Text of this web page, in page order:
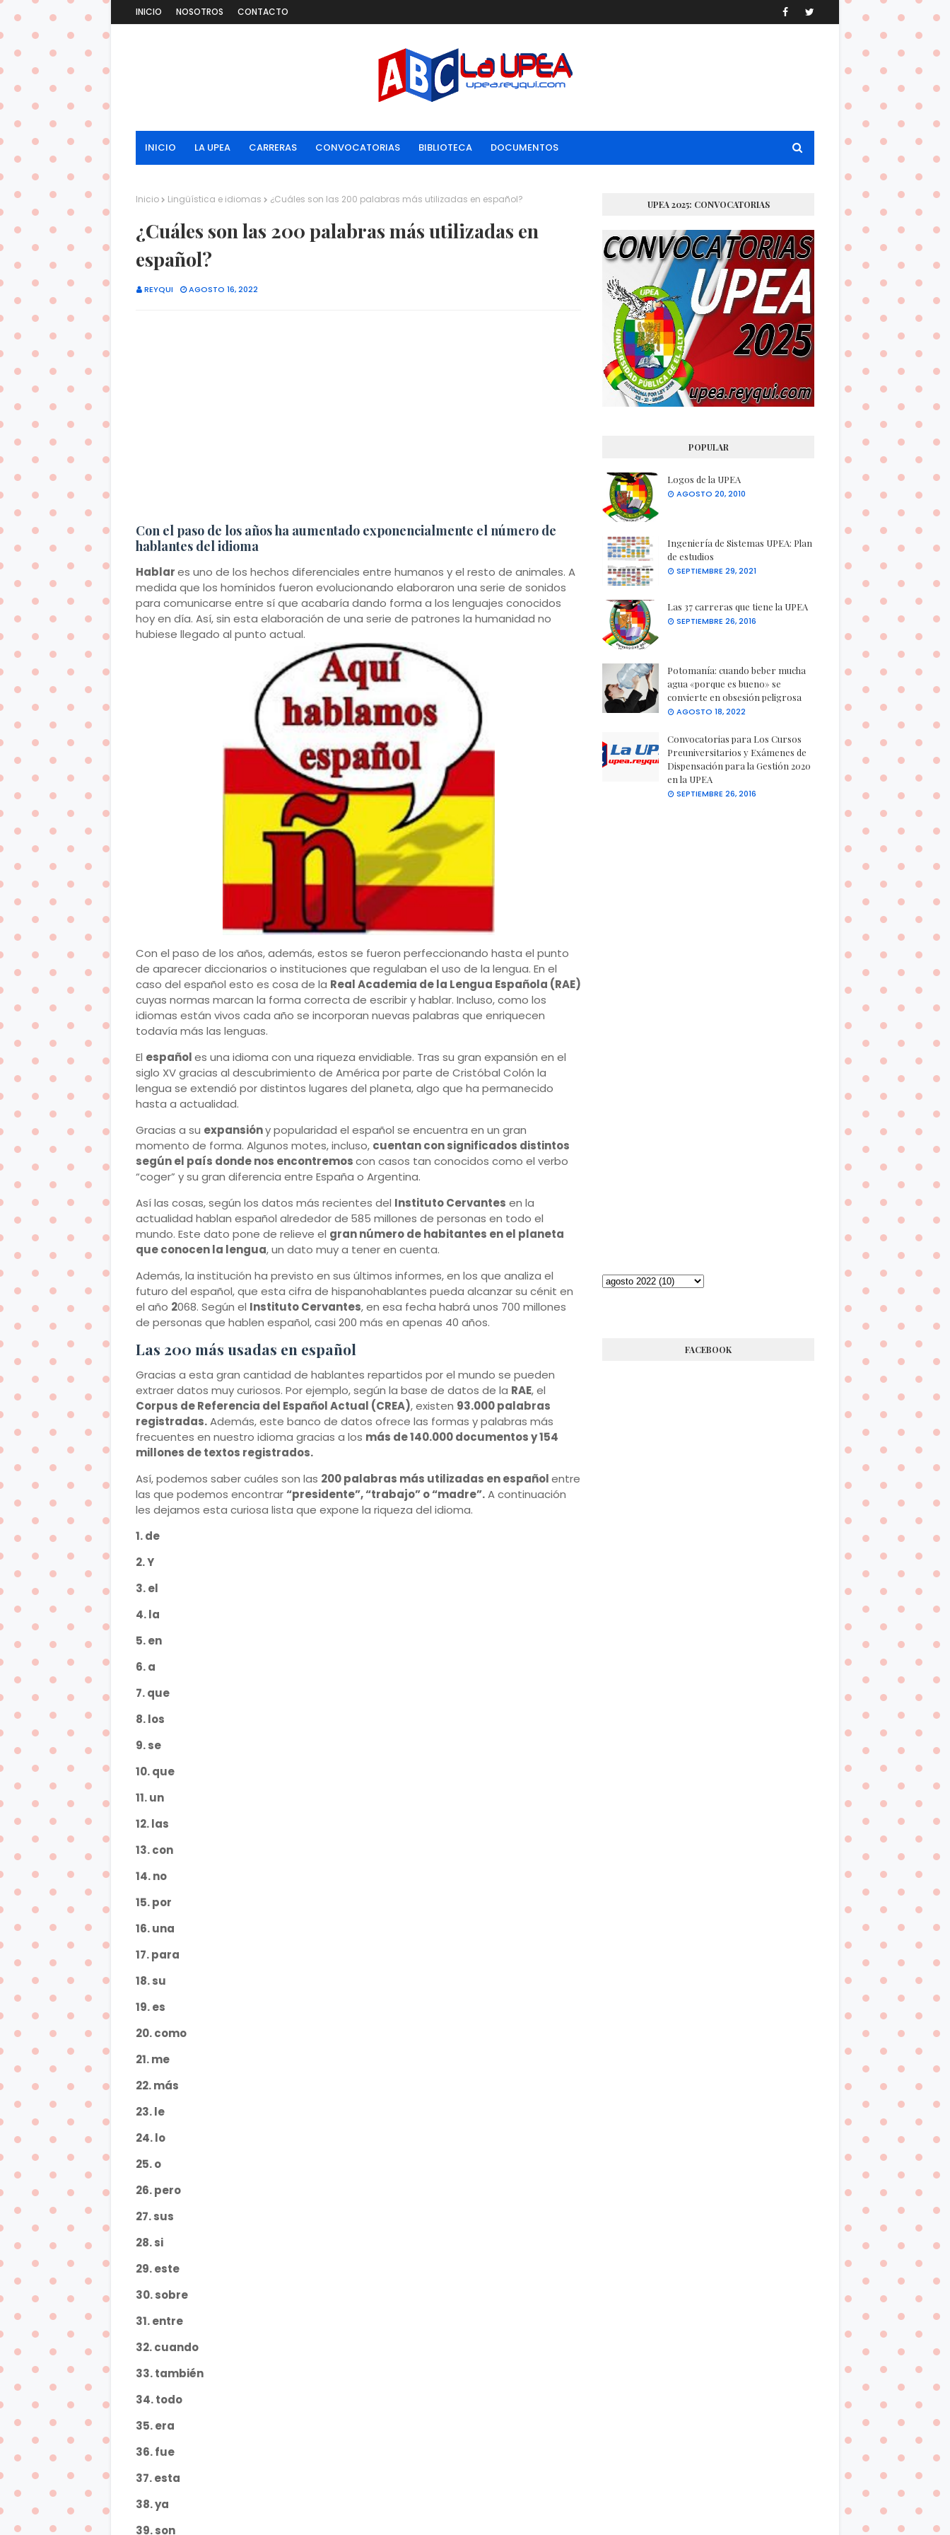
INICIO NOSOTROS CONTACTO
INICIO LA UPEA CARRERAS CONVOCATORIAS BIBLIOTECA DOCUMENTOS
Inicio Lingüística e idiomas ¿Cuáles son las 200 palabras más utilizadas en español?
¿Cuáles son las 200 palabras más utilizadas en
español?
REYQUI AGOSTO 16, 2022
Con el paso de los años ha aumentado exponencialmente el número de
hablantes del idioma
Hablares uno de los hechos diferenciales entre humanos y el resto de animales. A
medida que los homínidos fueron evolucionando elaboraron una serie de sonidos
para comunicarse entre sí que acabaría dando forma a los lenguajes conocidos
hoy en día. Así, sin esta elaboración de una serie de patrones la humanidad no
hubiese llegado al punto actual.
Con el paso de los años, además, estos se fueron perfeccionando hasta el punto
de aparecer diccionarios o instituciones que regulaban el uso de la lengua. En el
caso del español esto es cosa de la Real Academia de la Lengua Española (RAE)
cuyas normas marcan la forma correcta de escribir y hablar. Incluso, como los
idiomas están vivos cada año se incorporan nuevas palabras que enriquecen
todavía más las lenguas.
El españoles una idioma con una riqueza envidiable. Tras su gran expansión en el
siglo XV gracias al descubrimiento de América por parte de Cristóbal Colón la
lengua se extendió por distintos lugares del planeta, algo que ha permanecido
hasta a actualidad.
Gracias a su expansióny popularidad el español se encuentra en un gran
momento de forma. Algunos motes, incluso, cuentan con significados distintos
según el país donde nos encontremoscon casos tan conocidos como el verbo
“coger” y su gran diferencia entre España o Argentina.
Así las cosas, según los datos más recientes del Instituto Cervantes en la
actualidad hablan español alrededor de 585 millones de personas en todo el
mundo. Este dato pone de relieve el gran número de habitantes en el planeta
que conocen la lengua, un dato muy a tener en cuenta.
Además, la institución ha previsto en sus últimos informes, en los que analiza el
futuro del español, que esta cifra de hispanohablantes pueda alcanzar su cénit en
el año 2068. Según el Instituto Cervantes, en esa fecha habrá unos 700 millones
de personas que hablen español, casi 200 más en apenas 40 años.
Las 200 más usadas en español
Gracias a esta gran cantidad de hablantes repartidos por el mundo se pueden
extraer datos muy curiosos. Por ejemplo, según la base de datos de la RAE, el
Corpus de Referencia del Español Actual (CREA), existen 93.000 palabras
registradas.Además, este banco de datos ofrece las formas y palabras más
frecuentes en nuestro idioma gracias a los más de 140.000 documentos y 154
millones de textos registrados.
Así, podemos saber cuáles son las 200 palabras más utilizadas en españolentre
las que podemos encontrar“presidente”, “trabajo” o “madre”.A continuación
les dejamos esta curiosa lista que expone la riqueza del idioma.
1. de
2. Y
3. el
4. la
5. en
6. a
7. que
8. los
9. se
10. que
11. un
12. las
13. con
14. no
15. por
16. una
17. para
18. su
19. es
20. como
21. me
22. más
23. le
24. lo
25. o
26. pero
27. sus
28. si
29. este
30. sobre
31. entre
32. cuando
33. también
34. todo
35. era
36. fue
37. esta
38. ya
39. son
UPEA 2025: CONVOCATORIAS
POPULAR
Logos de la UPEA
AGOSTO 20, 2010
Ingeniería de Sistemas UPEA: Plan
de estudios
SEPTIEMBRE 29, 2021
Las 37 carreras que tiene la UPEA
SEPTIEMBRE 26, 2016
Potomanía: cuando beber mucha
agua «porque es bueno» se
convierte en obsesión peligrosa
AGOSTO 18, 2022
Convocatorias para Los Cursos
Preuniversitarios y Exámenes de
Dispensación para la Gestión 2020
en la UPEA
SEPTIEMBRE 26, 2016
FACEBOOK